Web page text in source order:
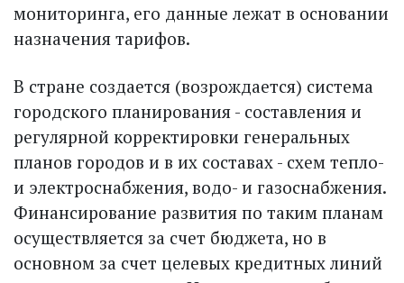
мониторинга, его данные лежат в основании
назначения тарифов.
В стране создается (возрождается) система
городского планирования - составления и
регулярной корректировки генеральных
планов городов и в их составах - схем тепло-
и электроснабжения, водо- и газоснабжения.
Финансирование развития по таким планам
осуществляется за счет бюджета, но в
основном за счет целевых кредитных линий